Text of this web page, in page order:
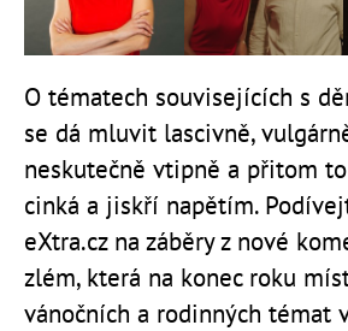
O tématech souvisejících s
se dá mluvit lascivně,
neskutečně vtipně a přitom
cinká a jiskří napětím.
eXtra.cz na záběry z nové
zlém, která na konec roku
vánočních a rodinných témat